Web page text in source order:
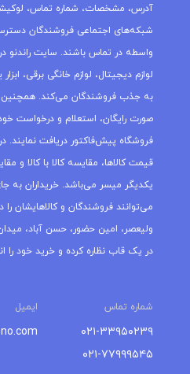
آدرس، مشخصات، شماره تماس،
شبکه‌های اجتماعی فروشندگان
واسطه در تماس باشند. سایت راندنو
لوازم دیجیتال، لوازم خانگی برقی،
به جذب فروشندگان می‌کند. همچنین
صورت رایگان، استعلام و درخواست
فروشگاه پیش‌فاکتور دریافت نمایند.
قیمت کالاها، مقایسه کالا با کالا و
یکدیگر میسر می‌باشد. خریداران به
می‌توانند فروشندگان و کالاهایشان را
ولیعصر، امین حضور، حسن آباد،
در یک قاب نظاره کرده و خرید خود را
شماره تماس ایمیل
۰۲۱-۳۳۹۵۰۲۳۹
۰۲۱-۷۷۹۹۹۵۴۵